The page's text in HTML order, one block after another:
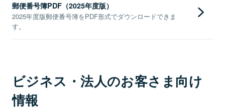
郵便番号簿PDF（2025年度版）
2025年度版郵便番号簿をPDF形式でダウンロードできま
す。
ビジネス・法人のお客さま向け
情報